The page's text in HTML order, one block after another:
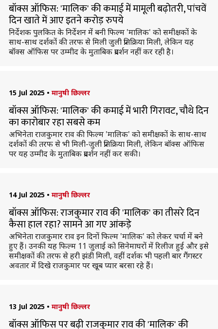
बॉक्स ऑफिस: 'मालिक' की कमाई में मामूली बढ़ोतरी, पांचवें
दिन खाते में आए इतने करोड़ रुपये
निर्देशक पुलकित के निर्देशन में बनी फिल्म 'मालिक' को समीक्षकों के
साथ-साथ दर्शकों की तरफ से मिली जुली प्रतिक्रिया मिली, लेकिन यह
बॉक्स ऑफिस पर उम्मीद के मुताबिक प्रदर्शन नहीं कर रही है।
15 Jul 2025 • मानुषी छिल्लर
बॉक्स ऑफिस: 'मालिक' की कमाई में भारी गिरावट, चौथे दिन
का कारोबार रहा सबसे कम
अभिनेता राजकुमार राव की फिल्म 'मालिक' को समीक्षकों के साथ-साथ
दर्शकों की तरफ से भी मिली-जुली प्रतिक्रिया मिली, लेकिन बॉक्स ऑफिस
पर यह उम्मीद के मुताबिक प्रदर्शन नहीं कर सकी।
14 Jul 2025 • मानुषी छिल्लर
बॉक्स ऑफिस: राजकुमार राव की 'मालिक' का तीसरे दिन
कैसा हाल रहा? सामने आ गए आंकड़े
अभिनेता राजकुमार राव इन दिनों फिल्म 'मालिक' को लेकर चर्चा में बने
हुए हैं। उनकी यह फिल्म 11 जुलाई को सिनेमाघरों में रिलीज हुई और इसे
समीक्षकों की तरफ से हरी झंडी मिली, वहीं दर्शक भी पहली बार गैंगस्टर
अवतार में दिखे राजकुमार पर खूब प्यार बरसा रहे हैं।
13 Jul 2025 • मानुषी छिल्लर
बॉक्स ऑफिस पर बढ़ी राजकुमार राव की 'मालिक' की